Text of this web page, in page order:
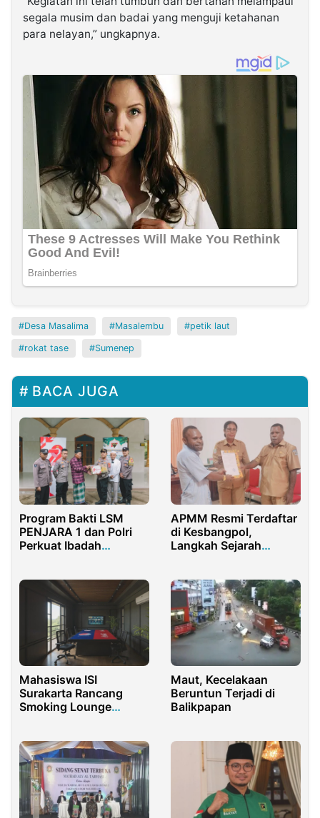
segala musim dan badai yang menguji ketahanan
para nelayan,” ungkapnya.
Desa Masalima Masalembu petik laut
rokat tase Sumenep
BACA JUGA
Program Bakti LSM
PENJARA 1 dan Polri
Perkuat Ibadah
APMM Resmi Terdaftar
di Kesbangpol,
Langkah Sejarah
dan Profesionalisme
Mahasiswa ISI
Surakarta Rancang
Smoking Lounge
Maut, Kecelakaan
Beruntun Terjadi di
Balikpapan